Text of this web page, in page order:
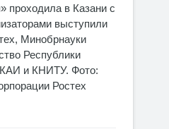
проходила в Казани с
выступили
Минобрнауки
Республики
и КНИТУ. Фото:
Ростех